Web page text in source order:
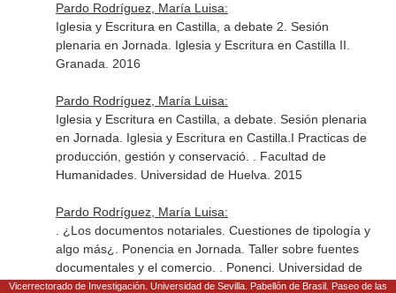
Pardo Rodríguez, María Luisa:
Iglesia y Escritura en Castilla, a debate 2. Sesión
plenaria en Jornada. Iglesia y Escritura en Castilla II.
Granada. 2016
Pardo Rodríguez, María Luisa:
Iglesia y Escritura en Castilla, a debate. Sesión plenaria
en Jornada. Iglesia y Escritura en Castilla.I Practicas de
producción, gestión y conservació. . Facultad de
Humanidades. Universidad de Huelva. 2015
Pardo Rodríguez, María Luisa:
. ¿Los documentos notariales. Cuestiones de tipología y
algo más¿. Ponencia en Jornada. Taller sobre fuentes
documentales y el comercio. . Ponenci. Universidad de
Valladolid. Facultad de Filosofía y Letras. 2015
Vicerrectorado de Investigación. Universidad de Sevilla. Pabellón de Brasil. Paseo de las